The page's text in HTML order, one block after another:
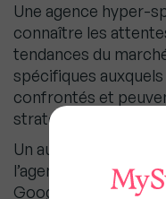
Une agence hyper-
connaître les
tendances du
spécifiques
confrontés et
stratégies à adopter.
Un autre avantage
l’agence à produire
Google. Les